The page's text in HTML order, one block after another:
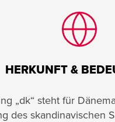
HERKUNFT &
„dk“ steht für
des skandinavischen